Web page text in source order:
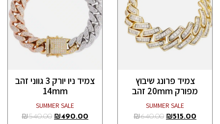
צמיד פרונג שיבוץ
מפורק 20mm זהב
SUMMER SALE
₪515.00
₪640.00
צמיד ניו יורק 3 גווני זהב
14mm
SUMMER SALE
₪490.00
₪540.00